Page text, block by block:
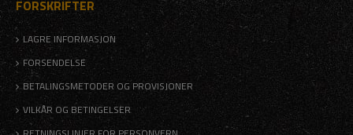
FORSKRIFTER
LAGRE INFORMASJON
FORSENDELSE
BETALINGSMETODER OG PROVISJONER
VILKÅR OG BETINGELSER